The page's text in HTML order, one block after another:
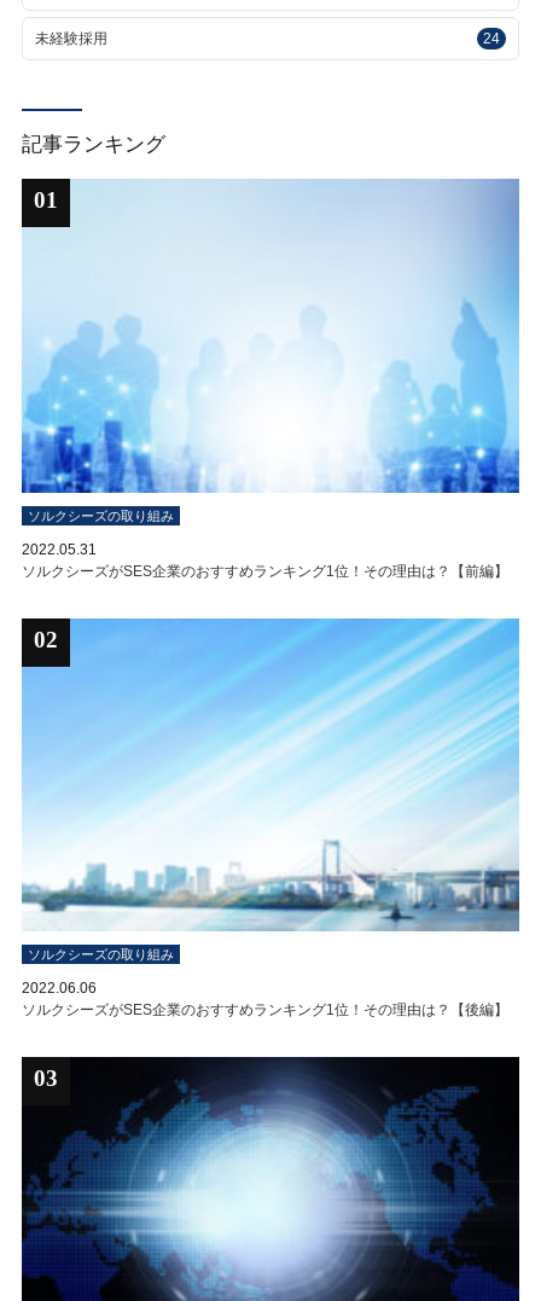
未経験採用 24
記事ランキング
01
ソルクシーズの取り組み
2022.05.31
ソルクシーズがSES企業のおすすめランキング1位！その理由は？【前編】
02
ソルクシーズの取り組み
2022.06.06
ソルクシーズがSES企業のおすすめランキング1位！その理由は？【後編】
03